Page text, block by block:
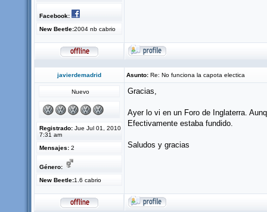
Facebook:
New Beetle:2004 nb cabrio
javierdemadrid Asunto: Re: No funciona la capota electica
Nuevo
Registrado: Jue Jul 01, 2010
7:31 am
Mensajes: 2
Género:
New Beetle:1.6 cabrio
Gracias,
Ayer lo vi en un Foro de Inglaterra.
Efectivamente estaba fundido.
Saludos y gracias